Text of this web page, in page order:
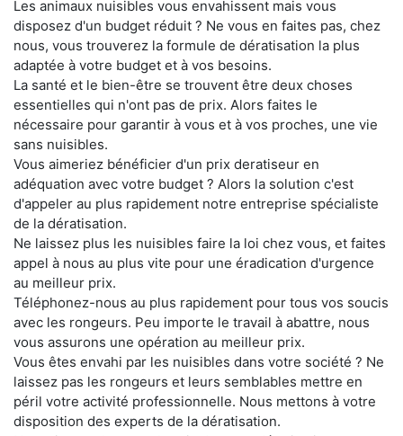
Les animaux nuisibles vous envahissent mais vous
disposez d'un budget réduit ? Ne vous en faites pas, chez
nous, vous trouverez la formule de dératisation la plus
adaptée à votre budget et à vos besoins.
La santé et le bien-être se trouvent être deux choses
essentielles qui n'ont pas de prix. Alors faites le
nécessaire pour garantir à vous et à vos proches, une vie
sans nuisibles.
Vous aimeriez bénéficier d'un prix deratiseur en
adéquation avec votre budget ? Alors la solution c'est
d'appeler au plus rapidement notre entreprise spécialiste
de la dératisation.
Ne laissez plus les nuisibles faire la loi chez vous, et faites
appel à nous au plus vite pour une éradication d'urgence
au meilleur prix.
Téléphonez-nous au plus rapidement pour tous vos soucis
avec les rongeurs. Peu importe le travail à abattre, nous
vous assurons une opération au meilleur prix.
Vous êtes envahi par les nuisibles dans votre société ? Ne
laissez pas les rongeurs et leurs semblables mettre en
péril votre activité professionnelle. Nous mettons à votre
disposition des experts de la dératisation.